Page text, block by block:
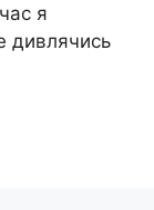
я
дивлячись